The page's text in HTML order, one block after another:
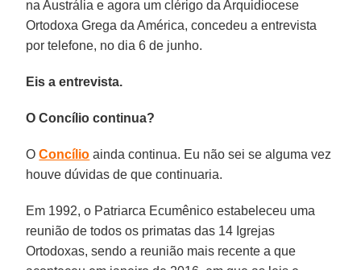
na Austrália e agora um clérigo da Arquidiocese
Ortodoxa Grega da América, concedeu a entrevista
por telefone, no dia 6 de junho.
Eis a entrevista.
O Concílio continua?
OConcílio ainda continua. Eu não sei se alguma vez
houve dúvidas de que continuaria.
Em 1992, o Patriarca Ecumênico estabeleceu uma
reunião de todos os primatas das 14 Igrejas
Ortodoxas, sendo a reunião mais recente a que